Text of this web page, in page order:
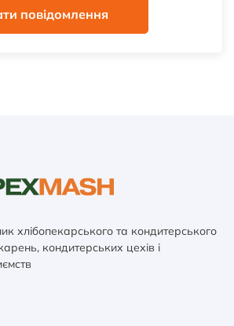
повідомлення
хлібопекарського та кондитерського
кондитерських цехів і